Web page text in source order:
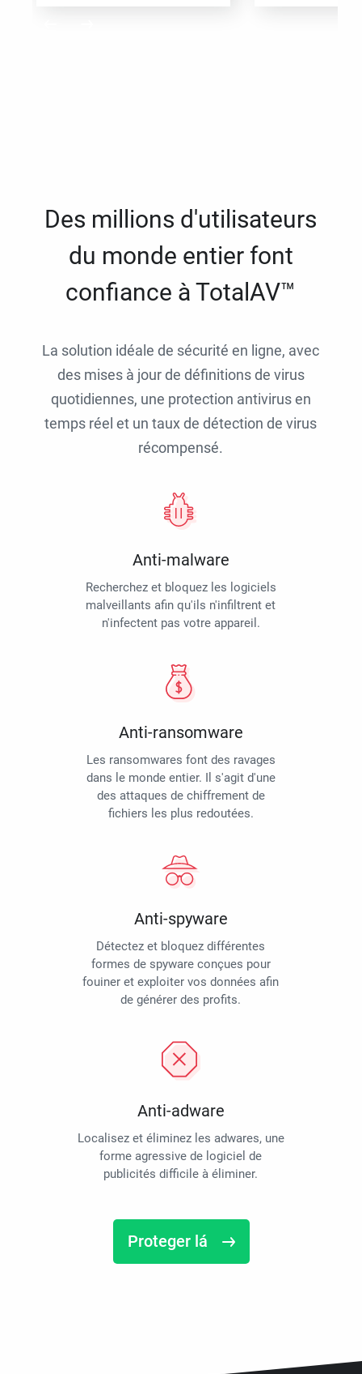
Des millions d'utilisateurs
du monde entier font
confiance à TotalAV™
La solution idéale de sécurité en ligne, avec
des mises à jour de définitions de virus
quotidiennes, une protection antivirus en
temps réel et un taux de détection de virus
récompensé.
Anti-malware
Recherchez et bloquez les logiciels
malveillants afin qu'ils n'infiltrent et
n'infectent pas votre appareil.
Anti-ransomware
Les ransomwares font des ravages
dans le monde entier. Il s'agit d'une
des attaques de chiffrement de
fichiers les plus redoutées.
Anti-spyware
Détectez et bloquez différentes
formes de spyware conçues pour
fouiner et exploiter vos données afin
de générer des profits.
Anti-adware
Localisez et éliminez les adwares, une
forme agressive de logiciel de
publicités difficile à éliminer.
Proteger lá